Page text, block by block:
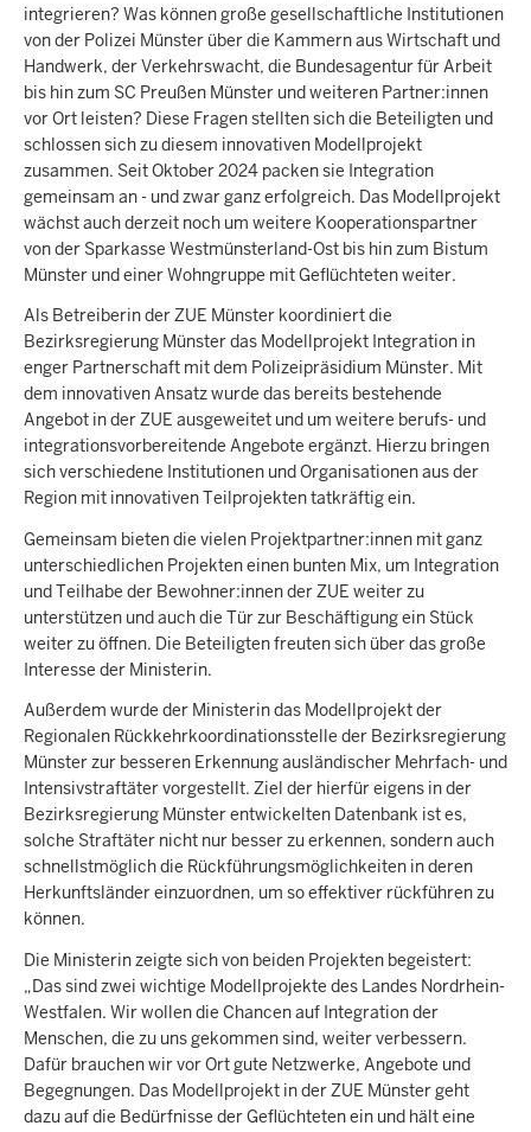
integrieren? Was können große gesellschaftliche Institutionen
von der Polizei Münster über die Kammern aus Wirtschaft und
Handwerk, der Verkehrswacht, die Bundesagentur für Arbeit
bis hin zum SC Preußen Münster und weiteren Partner:innen
vor Ort leisten? Diese Fragen stellten sich die Beteiligten und
schlossen sich zu diesem innovativen Modellprojekt
zusammen. Seit Oktober 2024 packen sie Integration
gemeinsam an - und zwar ganz erfolgreich. Das Modellprojekt
wächst auch derzeit noch um weitere Kooperationspartner
von der Sparkasse Westmünsterland-Ost bis hin zum Bistum
Münster und einer Wohngruppe mit Geflüchteten weiter.
Als Betreiberin der ZUE Münster koordiniert die
Bezirksregierung Münster das Modellprojekt Integration in
enger Partnerschaft mit dem Polizeipräsidium Münster. Mit
dem innovativen Ansatz wurde das bereits bestehende
Angebot in der ZUE ausgeweitet und um weitere berufs- und
integrationsvorbereitende Angebote ergänzt. Hierzu bringen
sich verschiedene Institutionen und Organisationen aus der
Region mit innovativen Teilprojekten tatkräftig ein.
Gemeinsam bieten die vielen Projektpartner:innen mit ganz
unterschiedlichen Projekten einen bunten Mix, um Integration
und Teilhabe der Bewohner:innen der ZUE weiter zu
unterstützen und auch die Tür zur Beschäftigung ein Stück
weiter zu öffnen. Die Beteiligten freuten sich über das große
Interesse der Ministerin.
Außerdem wurde der Ministerin das Modellprojekt der
Regionalen Rückkehrkoordinationsstelle der Bezirksregierung
Münster zur besseren Erkennung ausländischer Mehrfach- und
Intensivstraftäter vorgestellt. Ziel der hierfür eigens in der
Bezirksregierung Münster entwickelten Datenbank ist es,
solche Straftäter nicht nur besser zu erkennen, sondern auch
schnellstmöglich die Rückführungsmöglichkeiten in deren
Herkunftsländer einzuordnen, um so effektiver rückführen zu
können.
Die Ministerin zeigte sich von beiden Projekten begeistert:
„Das sind zwei wichtige Modellprojekte des Landes Nordrhein-
Westfalen. Wir wollen die Chancen auf Integration der
Menschen, die zu uns gekommen sind, weiter verbessern.
Dafür brauchen wir vor Ort gute Netzwerke, Angebote und
Begegnungen. Das Modellprojekt in der ZUE Münster geht
dazu auf die Bedürfnisse der Geflüchteten ein und hält eine